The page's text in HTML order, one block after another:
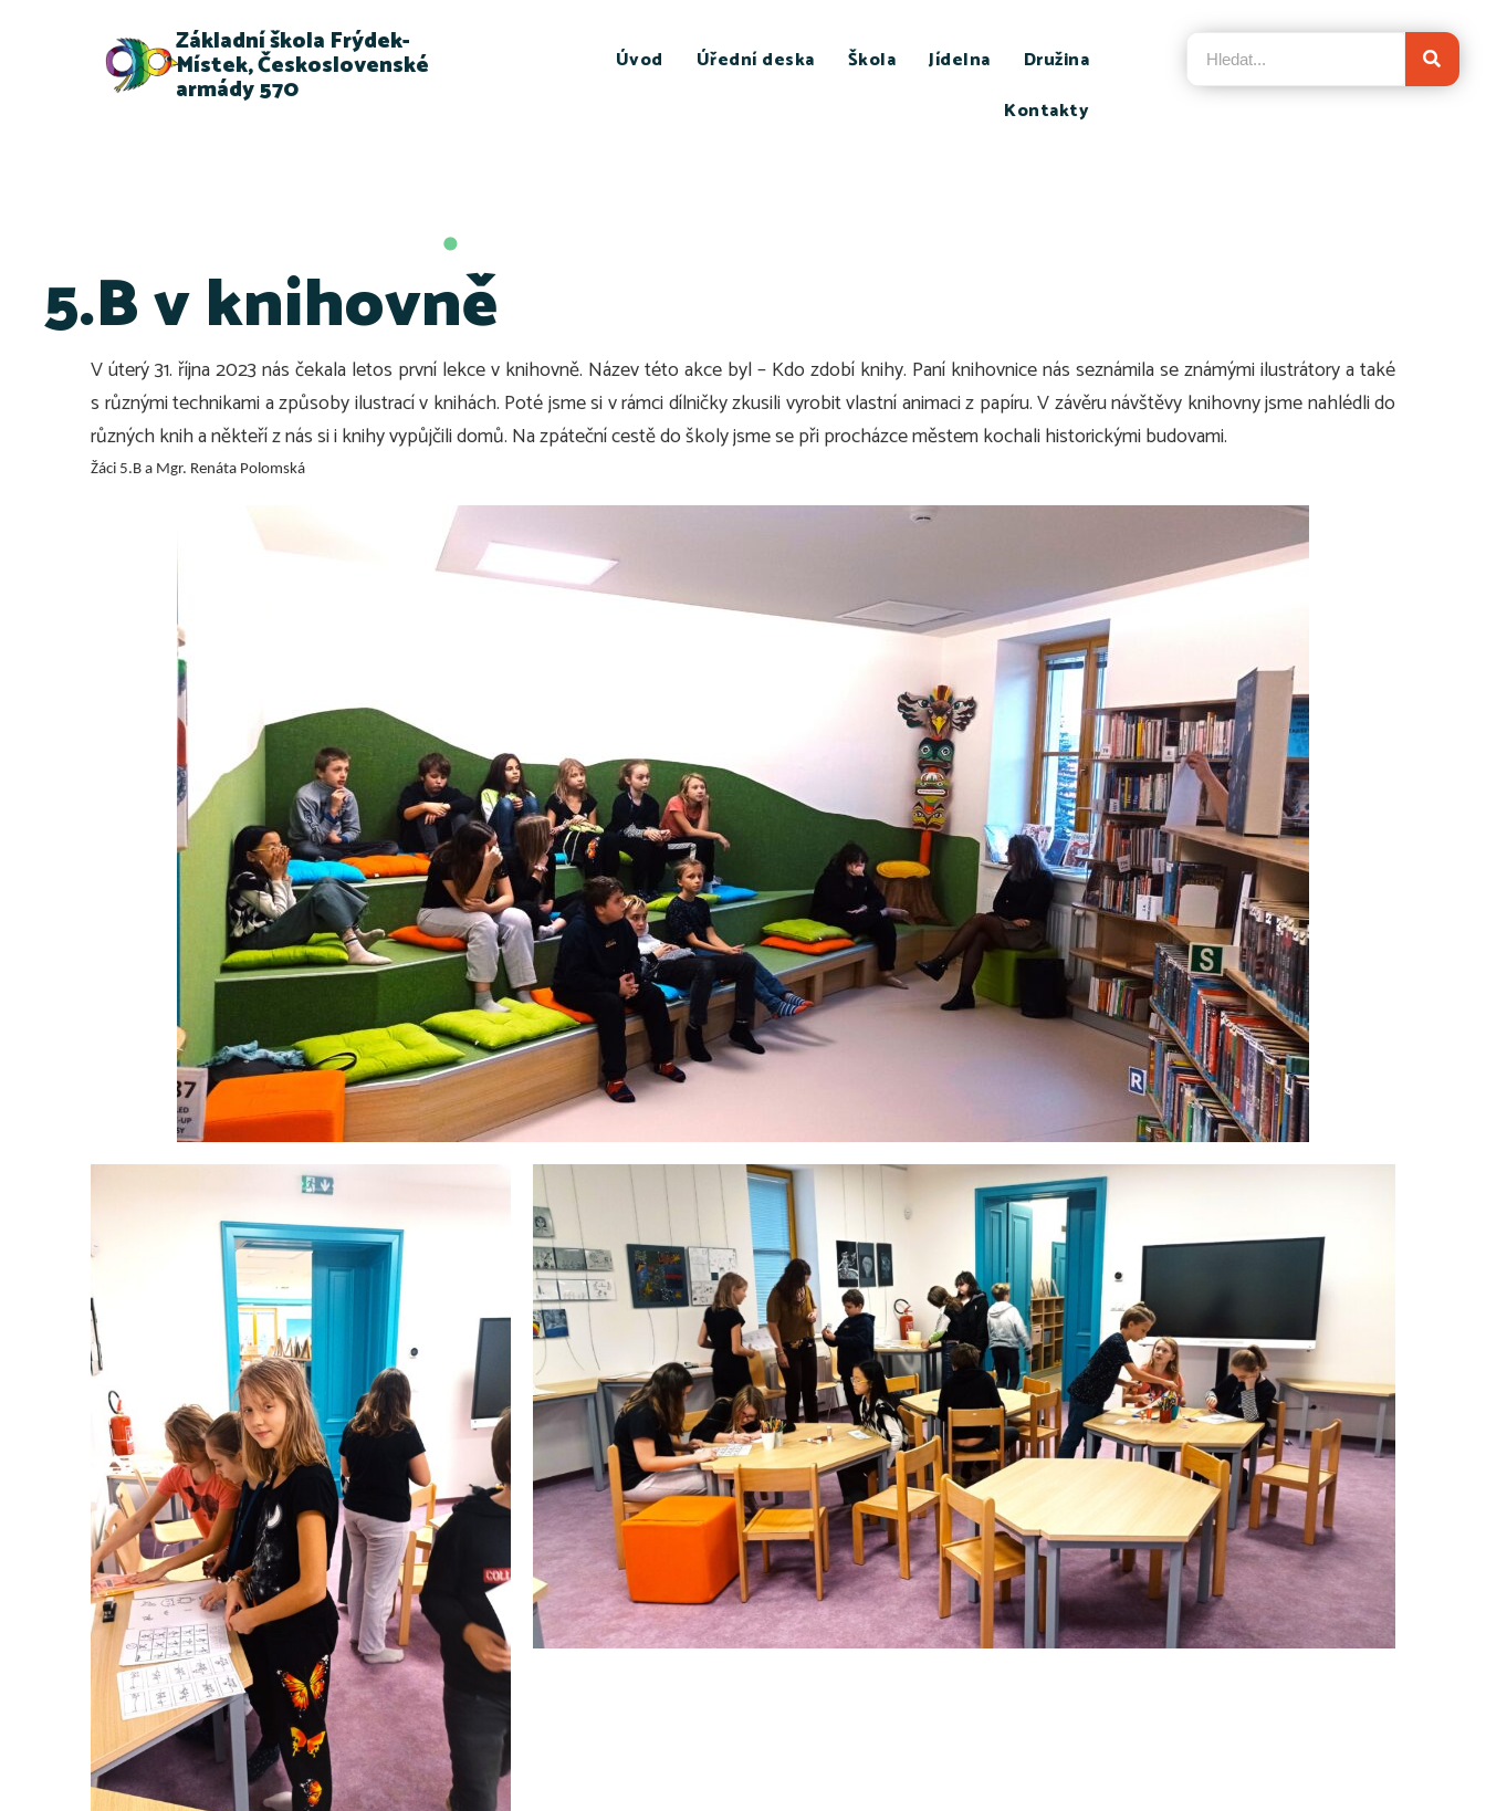
Základní škola Frýdek-
Místek, Československé
armády 570
Úvod Úřední deska Škola Jídelna
Družina
Kontakty
5.B v knihovně
V úterý 31. října 2023 nás čekala letos první lekce v knihovně. Název této akce byl – Kdo zdobí knihy. Paní knihovnice nás seznámila se známými ilustrátory a také
s různými technikami a způsoby ilustrací v knihách. Poté jsme si v rámci dílničky zkusili vyrobit vlastní animaci z papíru. V závěru návštěvy knihovny jsme nahlédli do
různých knih a někteří z nás si i knihy vypůjčili domů. Na zpáteční cestě do školy jsme se při procházce městem kochali historickými budovami.
Žáci 5.B a Mgr. Renáta Polomská